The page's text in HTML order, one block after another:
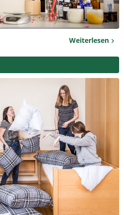
Weiterlesen